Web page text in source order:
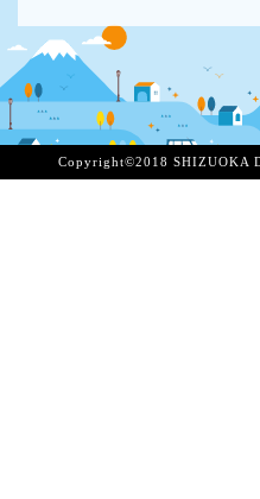
Copyright©2018 SHIZUOKA